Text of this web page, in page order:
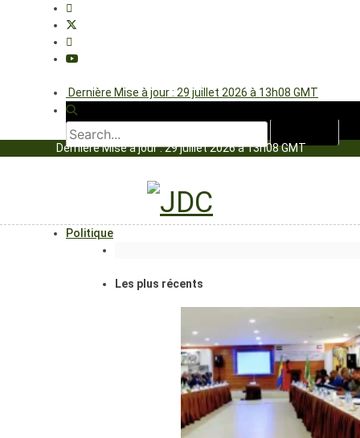
Dernière Mise à jour : 29 juillet 2026 à 13h08 GMT
Dernière Mise à jour : 29 juillet 2026 à 13h08 GMT
Politique
Les plus récents